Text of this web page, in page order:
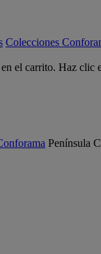
Colecciones
el carrito. Haz clic
Península